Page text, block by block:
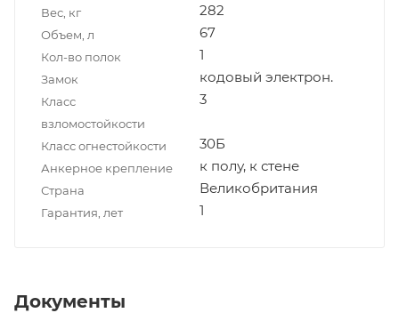
Вес, кг 282
Объем, л 67
Кол-во полок 1
Замок кодовый электрон.
Класс
взломостойкости
3
Класс огнестойкости 30Б
Анкерное крепление к полу, к стене
Страна Великобритания
Гарантия, лет 1
Документы